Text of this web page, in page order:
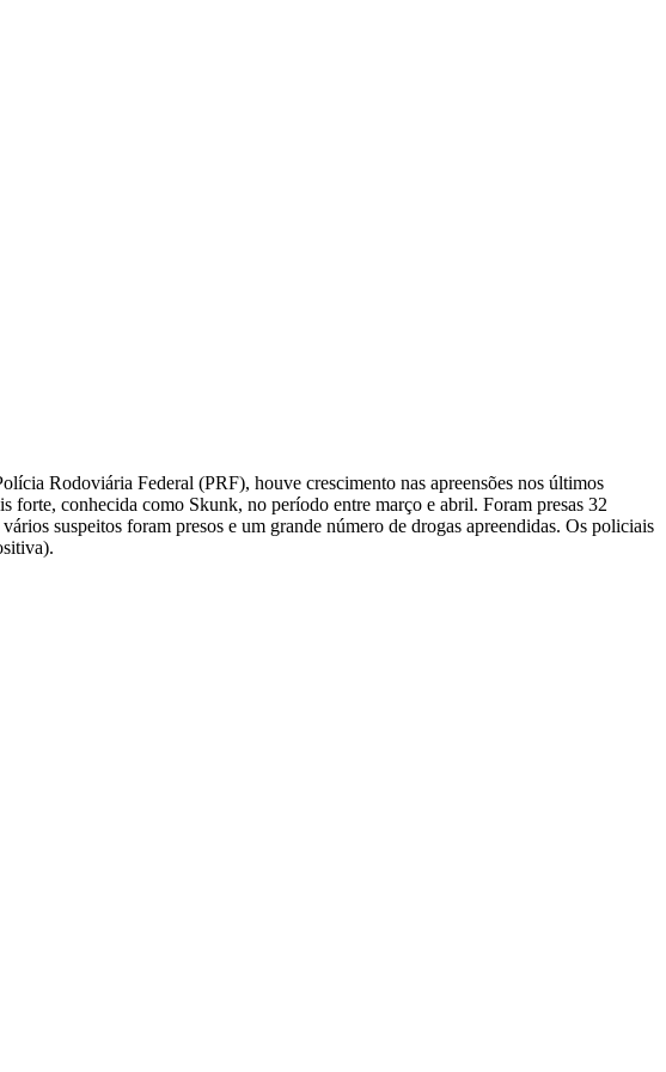
Rodoviária Federal (PRF), houve crescimento nas apreensões nos últimos
forte, conhecida como Skunk, no período entre março e abril. Foram presas 32
suspeitos foram presos e um grande número de drogas apreendidas. Os policiais